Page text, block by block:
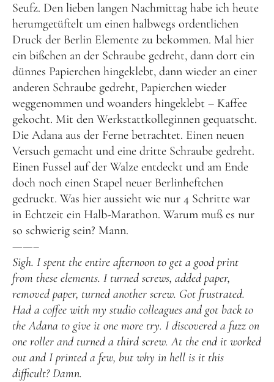
Seufz. Den lieben langen Nachmittag habe ich heute
herumgetüftelt um einen halbwegs ordentlichen
Druck der Berlin Elemente zu bekommen. Mal hier
ein bißchen an der Schraube gedreht, dann dort ein
dünnes Papierchen hingeklebt, dann wieder an einer
anderen Schraube gedreht, Papierchen wieder
weggenommen und woanders hingeklebt – Kaffee
gekocht. Mit den Werkstattkolleginnen gequatscht.
Die Adana aus der Ferne betrachtet. Einen neuen
Versuch gemacht und eine dritte Schraube gedreht.
Einen Fussel auf der Walze entdeckt und am Ende
doch noch einen Stapel neuer Berlinheftchen
gedruckt. Was hier aussieht wie nur 4 Schritte war
in Echtzeit ein Halb-Marathon. Warum muß es nur
so schwierig sein? Mann.
——–
Sigh. I spent the entire afternoon to get a good print
from these elements. I turned screws, added paper,
removed paper, turned another screw. Got frustrated.
Had a coffee with my studio colleagues and got back to
the Adana to give it one more try. I discovered a fuzz on
one roller and turned a third screw. At the end it worked
out and I printed a few, but why in hell is it this
difficult? Damn.